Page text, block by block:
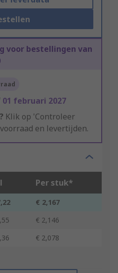
voor bestellingen van
01 februari 2027
Klik op 'Controleer
en levertijden.
Per stuk*
€ 2,167
€ 2,146
€ 2,078